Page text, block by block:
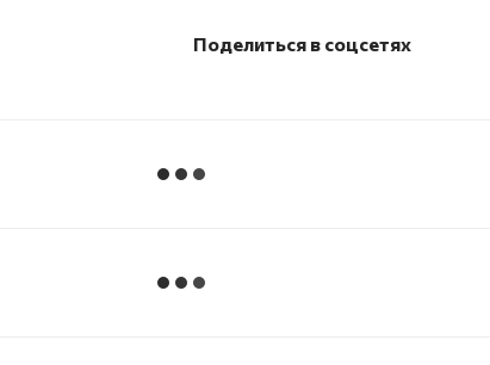
Поделиться в соцсетях